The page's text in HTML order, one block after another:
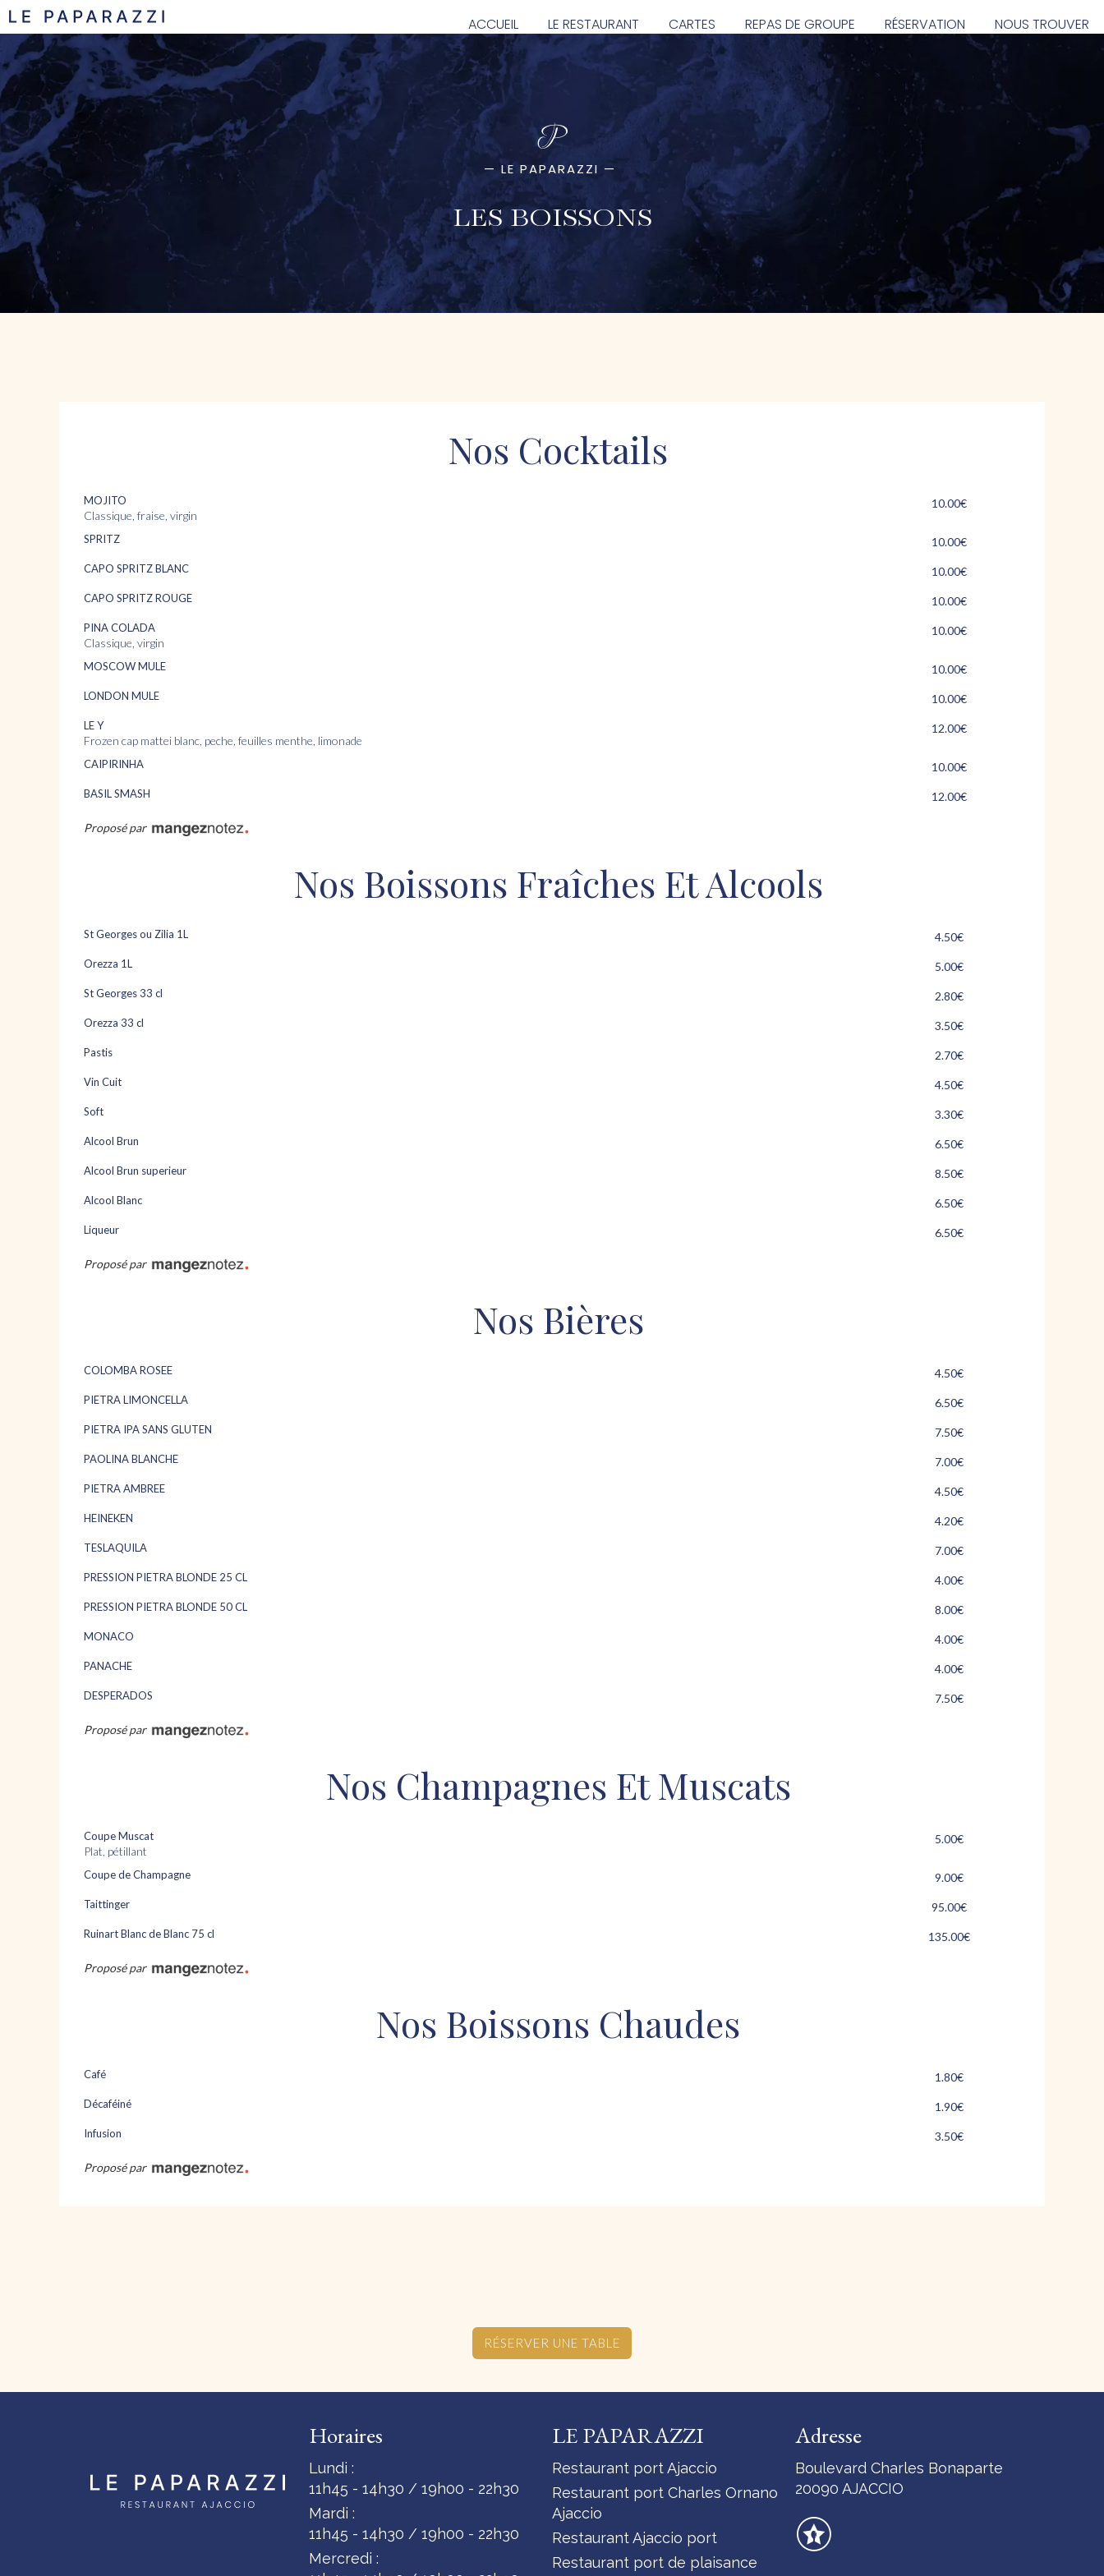
ACCUEIL LE RESTAURANT CARTES REPAS DE GROUPE RÉSERVATION NOUS TROUVER
— LE PAPARAZZI —
LES BOISSONS
Nos Cocktails
MOJITO
classique, fraise, virgin
10.00€
SPRITZ 10.00€
CAPO SPRITZ BLANC 10.00€
CAPO SPRITZ ROUGE 10.00€
PINA COLADA
classique, virgin
10.00€
MOSCOW MULE 10.00€
LONDON MULE 10.00€
LE Y
frozen cap mattei blanc, peche, feuilles menthe, limonade
12.00€
CAIPIRINHA 10.00€
BASIL SMASH 12.00€
Proposé par
Nos Boissons Fraîches Et Alcools
St Georges ou Zilia 1L 4.50€
Orezza 1L 5.00€
St Georges 33 cl 2.80€
Orezza 33 cl 3.50€
Pastis 2.70€
Vin Cuit 4.50€
Soft 3.30€
Alcool Brun 6.50€
Alcool Brun superieur 8.50€
Alcool Blanc 6.50€
Liqueur 6.50€
Proposé par
Nos Bières
COLOMBA ROSEE 4.50€
PIETRA LIMONCELLA 6.50€
PIETRA IPA SANS GLUTEN 7.50€
PAOLINA BLANCHE 7.00€
PIETRA AMBREE 4.50€
HEINEKEN 4.20€
TESLAQUILA 7.00€
PRESSION PIETRA BLONDE 25 CL 4.00€
PRESSION PIETRA BLONDE 50 CL 8.00€
MONACO 4.00€
PANACHE 4.00€
DESPERADOS 7.50€
Proposé par
Nos Champagnes Et Muscats
Coupe Muscat
plat, pétillant
5.00€
Coupe de Champagne 9.00€
Taittinger 95.00€
Ruinart Blanc de Blanc 75 cl 135.00€
Proposé par
Nos Boissons Chaudes
Café 1.80€
Décaféiné 1.90€
Infusion 3.50€
Proposé par
RÉSERVER UNE TABLE
Horaires
Lundi :
11h45 - 14h30 / 19h00 - 22h30
Mardi :
11h45 - 14h30 / 19h00 - 22h30
Mercredi :
LE PAPARAZZI
Restaurant port Ajaccio
Restaurant port Charles Ornano
Ajaccio
Restaurant Ajaccio port
Restaurant port de plaisance
Adresse
Boulevard Charles Bonaparte
20090 AJACCIO